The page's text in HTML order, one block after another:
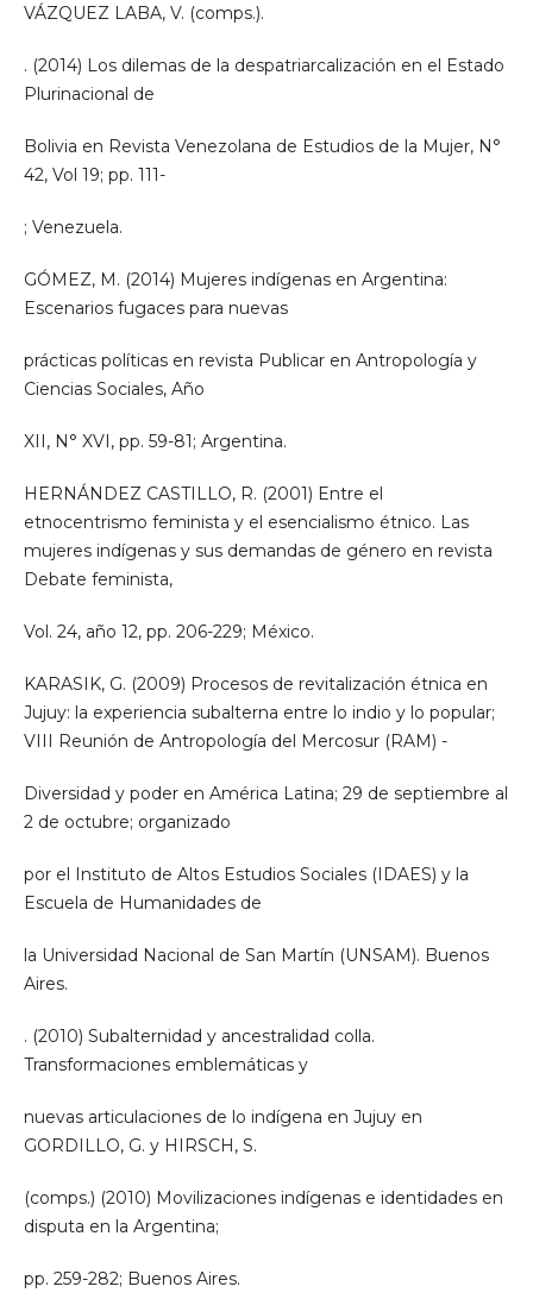
VÁZQUEZ LABA, V. (comps.).
. (2014) Los dilemas de la despatriarcalización en el Estado
Plurinacional de
Bolivia en Revista Venezolana de Estudios de la Mujer, N°
42, Vol 19; pp. 111-
; Venezuela.
GÓMEZ, M. (2014) Mujeres indígenas en Argentina:
Escenarios fugaces para nuevas
prácticas políticas en revista Publicar en Antropología y
Ciencias Sociales, Año
XII, N° XVI, pp. 59-81; Argentina.
HERNÁNDEZ CASTILLO, R. (2001) Entre el
etnocentrismo feminista y el esencialismo étnico. Las
mujeres indígenas y sus demandas de género en revista
Debate feminista,
Vol. 24, año 12, pp. 206-229; México.
KARASIK, G. (2009) Procesos de revitalización étnica en
Jujuy: la experiencia subalterna entre lo indio y lo popular;
VIII Reunión de Antropología del Mercosur (RAM) -
Diversidad y poder en América Latina; 29 de septiembre al
2 de octubre; organizado
por el Instituto de Altos Estudios Sociales (IDAES) y la
Escuela de Humanidades de
la Universidad Nacional de San Martín (UNSAM). Buenos
Aires.
. (2010) Subalternidad y ancestralidad colla.
Transformaciones emblemáticas y
nuevas articulaciones de lo indígena en Jujuy en
GORDILLO, G. y HIRSCH, S.
(comps.) (2010) Movilizaciones indígenas e identidades en
disputa en la Argentina;
pp. 259-282; Buenos Aires.